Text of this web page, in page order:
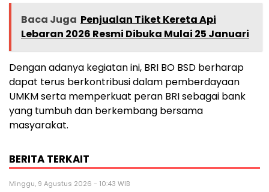
Baca Juga Penjualan Tiket Kereta Api
Lebaran 2026 Resmi Dibuka Mulai 25 Januari
Dengan adanya kegiatan ini, BRI BO BSD berharap
dapat terus berkontribusi dalam pemberdayaan
UMKM serta memperkuat peran BRI sebagai bank
yang tumbuh dan berkembang bersama
masyarakat.
BERITA TERKAIT
Minggu, 9 Agustus 2026 - 10:43 WIB